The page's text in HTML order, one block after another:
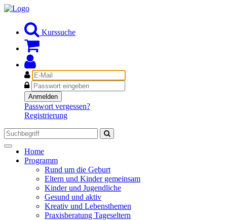
Kurssuche
E-
Mail
Passwort
Anmelden
Passwort vergessen?
Registrierung
Toggle
navigation
Home
Programm
Rund um die Geburt
Eltern und Kinder gemeinsam
Kinder und Jugendliche
Gesund und aktiv
Kreativ und Lebensthemen
Praxisberatung Tageseltern